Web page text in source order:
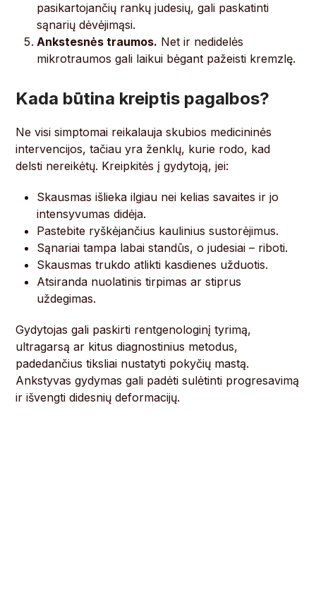
pasikartojančių rankų judesių, gali paskatinti
sąnarių dėvėjimąsi.
Ankstesnės traumos. Net ir nedidelės
mikrotraumos gali laikui bėgant pažeisti kremzlę.
Kada būtina kreiptis pagalbos?
Ne visi simptomai reikalauja skubios medicininės
intervencijos, tačiau yra ženklų, kurie rodo, kad
delsti nereikėtų. Kreipkitės į gydytoją, jei:
Skausmas išlieka ilgiau nei kelias savaites ir jo
intensyvumas didėja.
Pastebite ryškėjančius kaulinius sustorėjimus.
Sąnariai tampa labai standūs, o judesiai – riboti.
Skausmas trukdo atlikti kasdienes užduotis.
Atsiranda nuolatinis tirpimas ar stiprus
uždegimas.
Gydytojas gali paskirti rentgenologinį tyrimą,
ultragarsą ar kitus diagnostinius metodus,
padedančius tiksliai nustatyti pokyčių mastą.
Ankstyvas gydymas gali padėti sulėtinti progresavimą
ir išvengti didesnių deformacijų.